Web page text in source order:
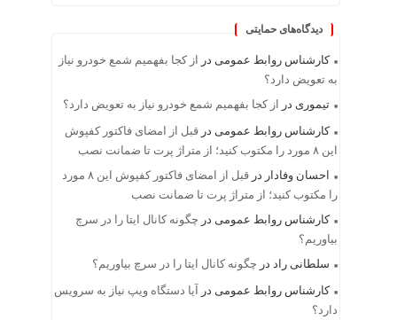
دیدگاه‌های حمایتی
کارشناس روابط عمومی در
از کجا بفهمیم شمع خودرو نیاز
به تعویض دارد؟
تیموری در
از کجا بفهمیم شمع خودرو نیاز به تعویض دارد؟
کارشناس روابط عمومی در قبل از امضای فاکتور کفپوش
این ۸ مورد را مکتوب کنید؛ از متراژ پرت تا ضمانت نصب
احسان وفادار در
قبل از امضای فاکتور کفپوش این ۸ مورد
را مکتوب کنید؛ از متراژ پرت تا ضمانت نصب
کارشناس روابط عمومی در چگونه کانال ایتا را در سرچ
بیاوریم؟
سلطانی راد در چگونه کانال ایتا را در سرچ بیاوریم؟
کارشناس روابط عمومی در
آیا دستگاه ویپ نیاز به سرویس
دارد؟